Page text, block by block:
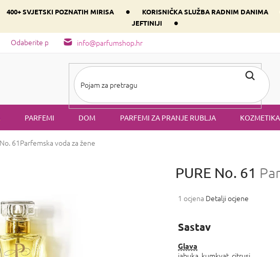
400+ SVJETSKI POZNATIH MIRISA • KORISNIČKA SLUŽBA RADNIM DANIMA
JEFTINIJI
•
info@parfumshop.hr
Odaberite parfem svog srca prema dominantnoj komponenti
PARFEMI DOM PARFEMI ZA PRANJE RUBLJA KOZMETIKA
61Parfemska voda za žene
PURE No. 61
Prosječna
je
od
1 ocjena Detalji ocjene
Sastav
Glava